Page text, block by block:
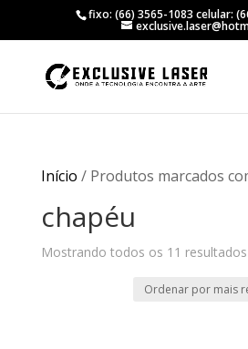
fixo: (66) 3565-1083 celular:
Início / Produtos marcados
chapéu
Mostrando todos os 11 resultados